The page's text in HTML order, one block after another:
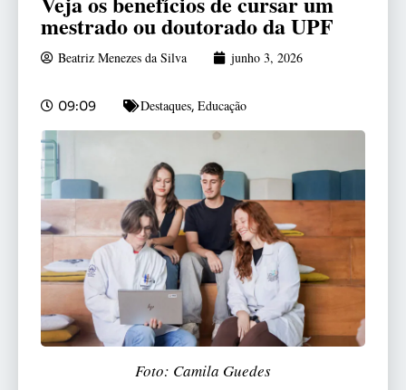
mestrado ou doutorado da UPF
Beatriz Menezes da Silva junho 3, 2026
09:09 Destaques, Educação
Foto: Camila Guedes